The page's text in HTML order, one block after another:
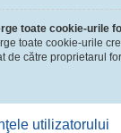
toate cookie-urile
toate cookie-urile
de către proprietarul
utilizatorului